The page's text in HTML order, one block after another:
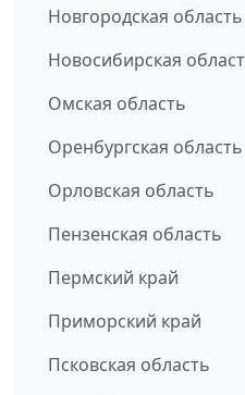
Новгородская область
Новосибирская
Омская область
Оренбургская область
Орловская область
Пензенская область
Пермский край
Приморский край
Псковская область